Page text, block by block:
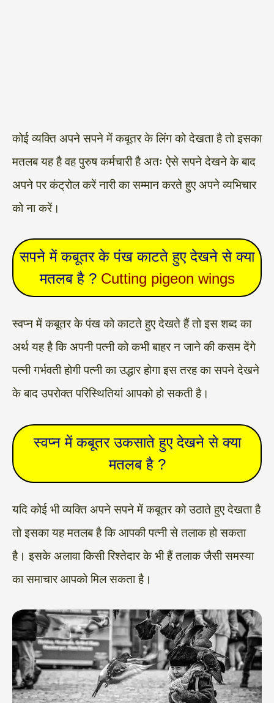
कोई व्यक्ति अपने सपने में कबूतर के लिंग को देखता है तो इसका
मतलब यह है वह पुरुष कर्मचारी है अतः ऐसे सपने देखने के बाद
अपने पर कंट्रोल करें नारी का सम्मान करते हुए अपने व्यभिचार
को ना करें।
सपने में कबूतर के पंख काटते हुए देखने से क्या
मतलब है ? Cutting pigeon wings
स्वप्न में कबूतर के पंख को काटते हुए देखते हैं तो इस शब्द का
अर्थ यह है कि अपनी पत्नी को कभी बाहर न जाने की कसम देंगे
पत्नी गर्भवती होगी पत्नी का उद्धार होगा इस तरह का सपने देखने
के बाद उपरोक्त परिस्थितियां आपको हो सकती है।
स्वप्न में कबूतर उकसाते हुए देखने से क्या
मतलब है ?
यदि कोई भी व्यक्ति अपने सपने में कबूतर को उठाते हुए देखता है
तो इसका यह मतलब है कि आपकी पत्नी से तलाक हो सकता
है। इसके अलावा किसी रिश्तेदार के भी हैं तलाक जैसी समस्या
का समाचार आपको मिल सकता है।